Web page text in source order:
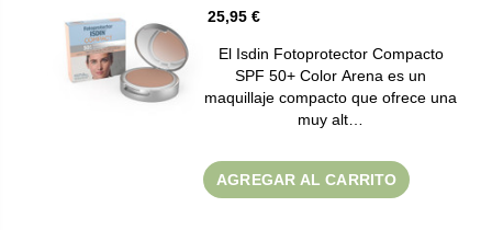
25,95 €
El Isdin Fotoprotector Compacto
SPF 50+ Color Arena es un
maquillaje compacto que ofrece una
muy alt…
AGREGAR AL CARRITO